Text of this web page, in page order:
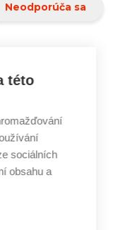
Neodporúča sa
sa)
této
sociálních
obsahu a